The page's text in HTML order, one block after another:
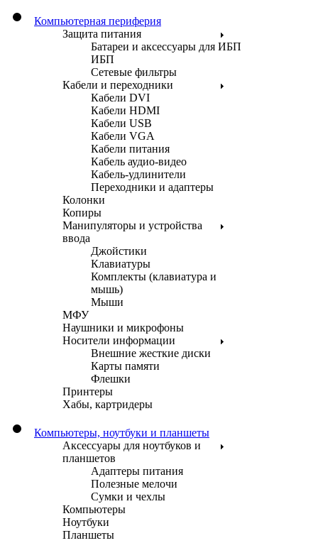
Компьютерная периферия
Защита питания
Батареи и аксессуары для ИБП
ИБП
Сетевые фильтры
Кабели и переходники
Кабели DVI
Кабели HDMI
Кабели USB
Кабели VGA
Кабели питания
Кабель аудио-видео
Кабель-удлинители
Переходники и адаптеры
Колонки
Копиры
Манипуляторы и устройства
ввода
Джойстики
Клавиатуры
Комплекты (клавиатура и
мышь)
Мыши
МФУ
Наушники и микрофоны
Носители информации
Внешние жесткие диски
Карты памяти
Флешки
Принтеры
Хабы, картридеры
Компьютеры, ноутбуки и планшеты
Аксессуары для ноутбуков и
планшетов
Адаптеры питания
Полезные мелочи
Сумки и чехлы
Компьютеры
Ноутбуки
Планшеты